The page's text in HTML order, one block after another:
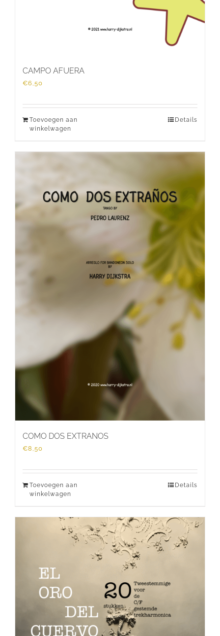
CAMPO AFUERA
€6,50
Toevoegen aan
winkelwagen
Details
COMO DOS EXTRANOS
€8,50
Toevoegen aan
winkelwagen
Details